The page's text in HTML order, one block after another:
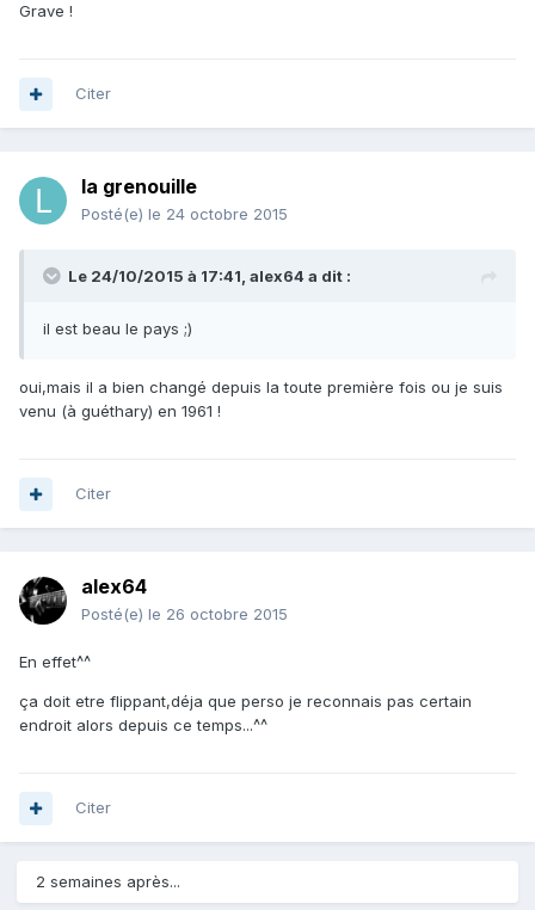
Grave !
Citer
la grenouille
Posté(e) le 24 octobre 2015
Le 24/10/2015 à 17:41, alex64 a dit :
il est beau le pays ;)
oui,mais il a bien changé depuis la toute première fois ou je suis
venu (à guéthary) en 1961 !
Citer
alex64
Posté(e) le 26 octobre 2015
En effet^^
ça doit etre flippant,déja que perso je reconnais pas certain
endroit alors depuis ce temps...^^
Citer
2 semaines après...